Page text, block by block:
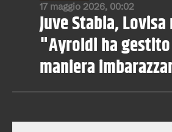
17 maggio 2026, 00:02
Juve Stabia,
"Ayroldi ha
maniera